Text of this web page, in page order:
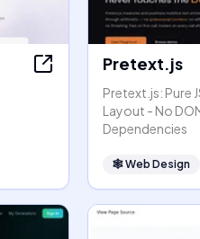
Pretext.js
Pretext.js: Pure
Layout - No
Dependencies
🕸Web Design